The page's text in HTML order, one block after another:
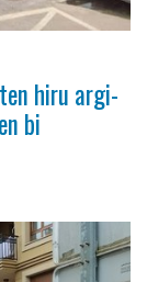
hiru argi-
bi